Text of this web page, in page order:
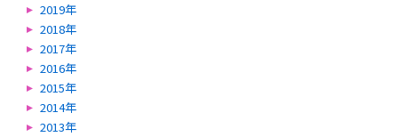
2019年
2018年
2017年
2016年
2015年
2014年
2013年